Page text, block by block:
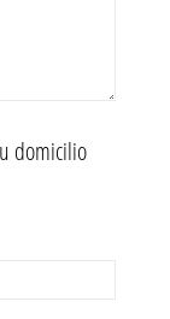
domicilio